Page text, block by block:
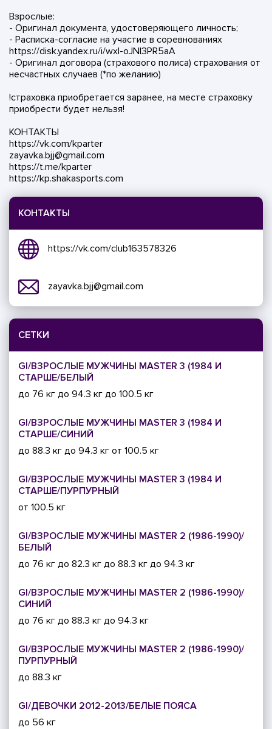
Взрослые:
- Оригинал документа, удостоверяющего личность;
- Расписка-согласие на участие в соревнованиях
https://disk.yandex.ru/i/wxI-oJNI3PR5aA
- Оригинал договора (страхового полиса) страхования от
несчастных случаев (*по желанию)
!страховка приобретается заранее, на месте страховку
приобрести будет нельзя!
КОНТАКТЫ
https://vk.com/kparter
zayavka.bjj@gmail.com
https://t.me/kparter
https://kp.shakasports.com
КОНТАКТЫ
https://vk.com/club163578326
zayavka.bjj@gmail.com
СЕТКИ
GI/ВЗРОСЛЫЕ МУЖЧИНЫ MASTER 3 (1984 И
СТАРШЕ/БЕЛЫЙ
до 76 кг до 94.3 кг до 100.5 кг
GI/ВЗРОСЛЫЕ МУЖЧИНЫ MASTER 3 (1984 И
СТАРШЕ/СИНИЙ
до 88.3 кг до 94.3 кг от 100.5 кг
GI/ВЗРОСЛЫЕ МУЖЧИНЫ MASTER 3 (1984 И
СТАРШЕ/ПУРПУРНЫЙ
от 100.5 кг
GI/ВЗРОСЛЫЕ МУЖЧИНЫ MASTER 2 (1986-1990)/
БЕЛЫЙ
до 76 кг до 82.3 кг до 88.3 кг до 94.3 кг
GI/ВЗРОСЛЫЕ МУЖЧИНЫ MASTER 2 (1986-1990)/
СИНИЙ
до 76 кг до 88.3 кг до 94.3 кг
GI/ВЗРОСЛЫЕ МУЖЧИНЫ MASTER 2 (1986-1990)/
ПУРПУРНЫЙ
до 88.3 кг
GI/ДЕВОЧКИ 2012-2013/БЕЛЫЕ ПОЯСА
до 56 кг